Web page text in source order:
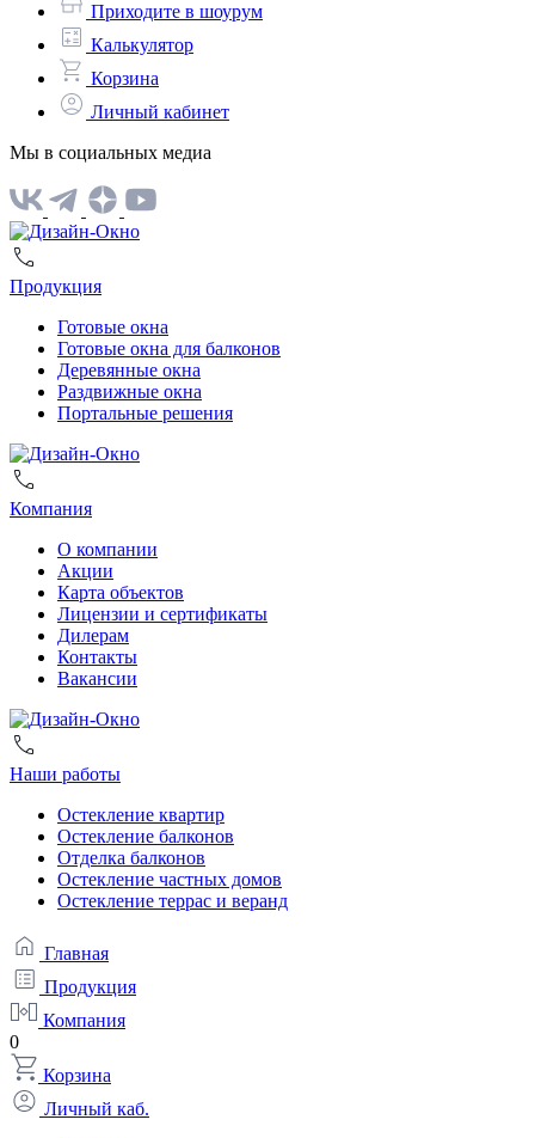
Приходите в шоурум
Калькулятор
Корзина
Личный кабинет
Мы в социальных медиа
Продукция
Готовые окна
Готовые окна для балконов
Деревянные окна
Раздвижные окна
Портальные решения
Компания
О компании
Акции
Карта объектов
Лицензии и сертификаты
Дилерам
Контакты
Вакансии
Наши работы
Остекление квартир
Остекление балконов
Отделка балконов
Остекление частных домов
Остекление террас и веранд
Главная
Продукция
Компания
0
Корзина
Личный каб.